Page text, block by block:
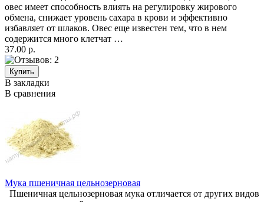
овес имеет способность влиять на регулировку жирового
обмена, снижает уровень сахара в крови и эффективно
избавляет от шлаков. Овес еще известен тем, что в нем
содержится много клетчат …
37.00 р.
В закладки
В сравнения
Мука пшеничная цельнозерновая
Пшеничная цельнозерновая мука отличается от других видов